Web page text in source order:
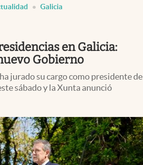
Galicia
en Galicia:
Gobierno
jurado su cargo como presidente de
sábado y la Xunta anunció